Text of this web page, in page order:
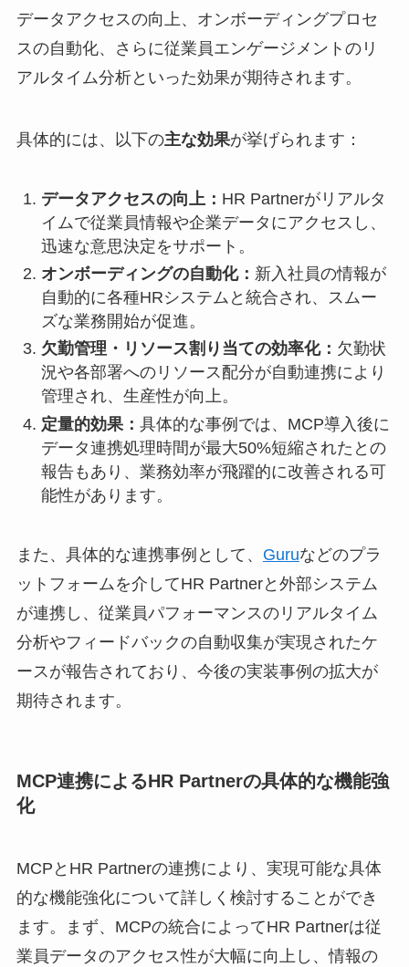
データアクセスの向上、オンボーディングプロセ
スの自動化、さらに従業員エンゲージメントのリ
アルタイム分析といった効果が期待されます。
具体的には、以下の主な効果が挙げられます：
データアクセスの向上： HR Partnerがリアルタ
イムで従業員情報や企業データにアクセスし、
迅速な意思決定をサポート。
オンボーディングの自動化： 新入社員の情報が
自動的に各種HRシステムと統合され、スムー
ズな業務開始が促進。
欠勤管理・リソース割り当ての効率化： 欠勤状
況や各部署へのリソース配分が自動連携により
管理され、生産性が向上。
定量的効果： 具体的な事例では、MCP導入後に
データ連携処理時間が最大50%短縮されたとの
報告もあり、業務効率が飛躍的に改善される可
能性があります。
また、具体的な連携事例として、 Guruなどのプラ
ットフォームを介してHR Partnerと外部システム
が連携し、従業員パフォーマンスのリアルタイム
分析やフィードバックの自動収集が実現されたケ
ースが報告されており、今後の実装事例の拡大が
期待されます。
MCP連携によるHR Partnerの具体的な機能強
化
MCPとHR Partnerの連携により、実現可能な具体
的な機能強化について詳しく検討することができ
ます。まず、MCPの統合によってHR Partnerは従
業員データのアクセス性が大幅に向上し、情報の